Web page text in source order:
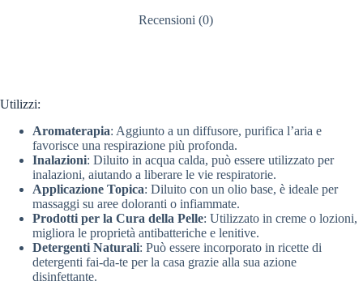
Recensioni (0)
Utilizzi:
Aromaterapia: Aggiunto a un diffusore, purifica l’aria e
favorisce una respirazione più profonda.
Inalazioni: Diluito in acqua calda, può essere utilizzato per
inalazioni, aiutando a liberare le vie respiratorie.
Applicazione Topica: Diluito con un olio base, è ideale per
massaggi su aree doloranti o infiammate.
Prodotti per la Cura della Pelle: Utilizzato in creme o lozioni,
migliora le proprietà antibatteriche e lenitive.
Detergenti Naturali: Può essere incorporato in ricette di
detergenti fai-da-te per la casa grazie alla sua azione
disinfettante.